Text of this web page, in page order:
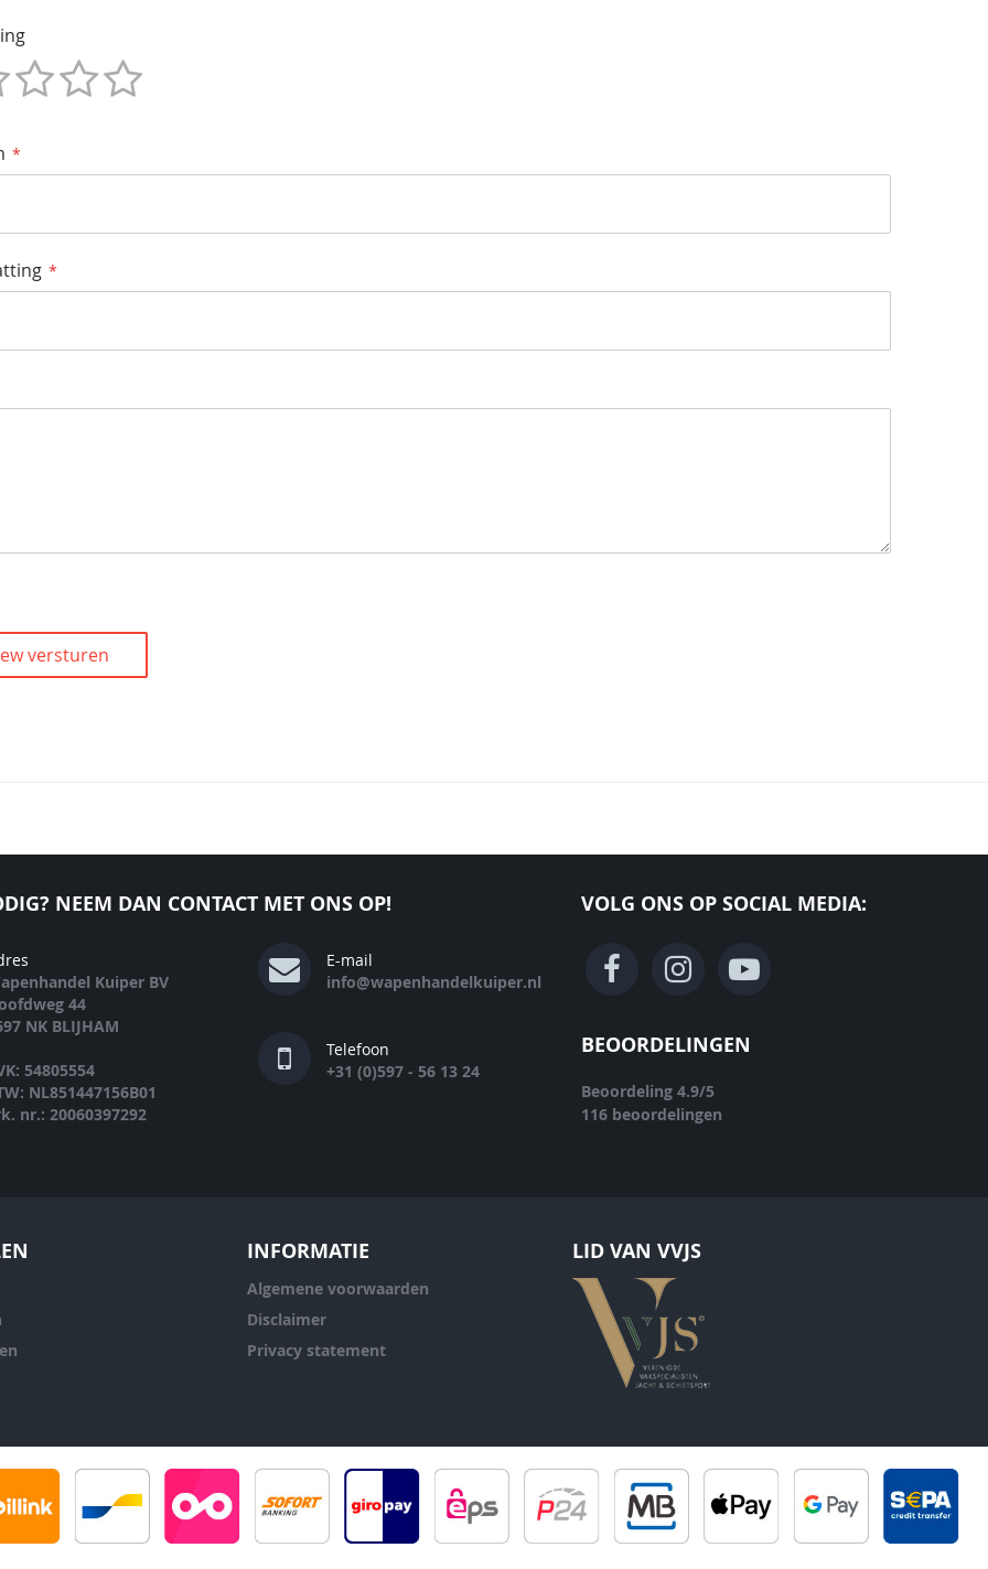
versturen
NEEM DAN CONTACT MET ONS OP!
Kuiper BV
44
NK BLIJHAM
54805554
NL851447156B01
nr.: 20060397292
E-mail
info@wapenhandelkuiper.nl
Telefoon
+31 (0)597 - 56 13 24
VOLG ONS OP SOCIAL MEDIA:
BEOORDELINGEN
Beoordeling 4.9/5
116 beoordelingen
INFORMATIE
Algemene voorwaarden
Disclaimer
Privacy statement
LID VAN VVJS